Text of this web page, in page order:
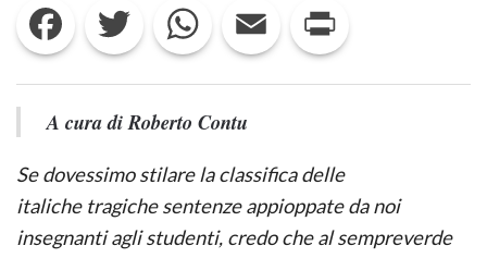
SCRITTURA
CREATIVA
A
Facebook Twitter WhatsApp Email
A cura di Roberto Contu
Se dovessimo stilare la classifica delle
italichetragichesentenze appioppate da noi
insegnanti agli studenti, credo che al sempreverde